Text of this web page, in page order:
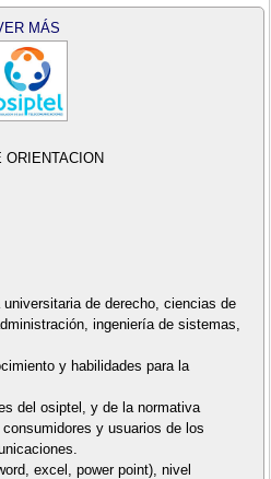
MÁS
ORIENTACION
de derecho, ciencias de
ingeniería de sistemas,
y habilidades para la
del osiptel, y de la normativa
y usuarios de los
excel, power point), nivel